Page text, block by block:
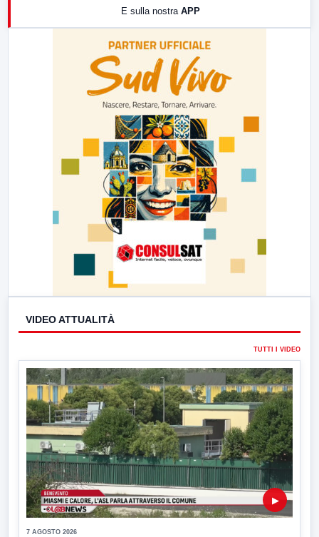
E sulla nostra APP
VIDEO ATTUALITÀ
TUTTI I VIDEO
▶
7 AGOSTO 2026